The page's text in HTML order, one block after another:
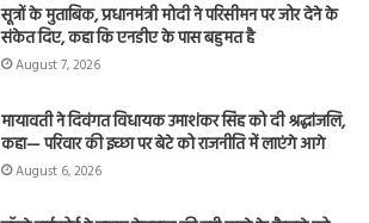
सूत्रों के मुताबिक, प्रधानमंत्री मोदी ने परिसीमन पर जोर देने के
संकेत दिए, कहा कि एनडीए के पास बहुमत है
August 7, 2026
मायावती ने दिवंगत विधायक उमाशंकर सिंह को दी श्रद्धांजलि,
कहा— परिवार की इच्छा पर बेटे को राजनीति में लाएंगे आगे
August 6, 2026